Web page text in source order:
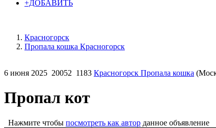
+ДОБАВИТЬ
Красногорск
Пропала кошка Красногорск
6 июня 2025 20052 1183 Красногорск Пропала кошка
Пропал кот
Нажмите чтобы посмотреть как автор данное объявление